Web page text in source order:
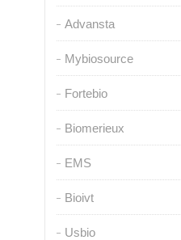
Advansta
Mybiosource
Fortebio
Biomerieux
EMS
Bioivt
Usbio